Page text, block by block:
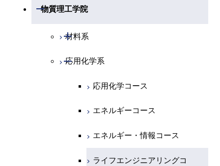
機械系
開閉
エネルギーコース
エネルギー・情報コース
エンジニアリングデザイン
システム制御系
システム制御コース
エンジニアリングデザイン
電気電子系
電気電子コース
エネルギーコース
エネルギー・情報コース
ライフエンジニアリングコ
情報通信系
情報通信コース
エンジニアリングデザイン
経営工学系
経営工学コース
エンジニアリングデザイン
物質理工学院
開閉
材料系
開閉
材料コース
エネルギーコース
エネルギー・情報コース
ライフエンジニアリングコ
応用化学系
開閉
応用化学コース
エネルギーコース
エネルギー・情報コース
ライフエンジニアリングコ